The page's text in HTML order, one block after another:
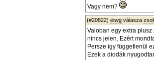
Vagy nem?
(#20822) etwg válasza
Valoban egy extra
nincs jelen. Ezért
Persze igy függetlenül
Ezek a diodák